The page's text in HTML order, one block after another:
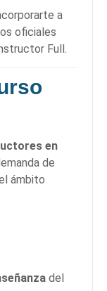
a
oficiales
Full.
en
de
ámbito
del